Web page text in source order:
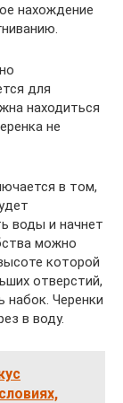
нахождение
для
находиться
не
в том,
воды и начнет
можно
которой
отверстий,
набок. Черенки
в воду.